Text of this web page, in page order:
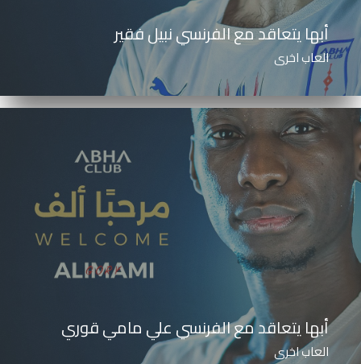
أبها يتعاقد مع الفرنسي نبيل فقير
العاب اخرى
أبها يتعاقد مع الفرنسي علي مامي قوري
العاب اخرى